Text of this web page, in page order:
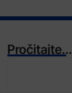
Pročitajte...